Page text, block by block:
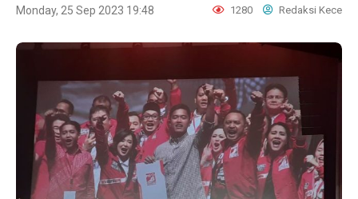
Monday, 25 Sep 2023 19:48 1280 Redaksi Kece